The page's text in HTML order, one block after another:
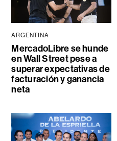
ARGENTINA
MercadoLibre se hunde
en Wall Street pese a
superar expectativas de
facturación y ganancia
neta